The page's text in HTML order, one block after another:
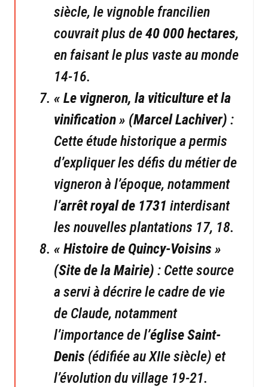
siècle, le vignoble francilien
couvrait plus de40 000 hectares,
en faisant le plus vaste au monde
14-16.
« Le vigneron, la viticulture et la
vinification » (Marcel Lachiver) :
Cette étude historique a permis
d’expliquer les défis du métier de
vigneron à l’époque, notamment
l’arrêt royal de 1731 interdisant
les nouvelles plantations 17, 18.
« Histoire de Quincy-Voisins »
(Site de la Mairie) : Cette source
a servi à décrire le cadre de vie
de Claude, notamment
l’importance de l’église Saint-
Denis (édifiée au XIIe siècle) et
l’évolution du village 19-21.